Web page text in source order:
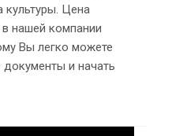
культуры. Цена
нашей компании
Вы легко можете
и начать